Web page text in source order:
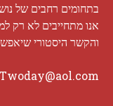
בתחומים רחבים של
אנו מתחייבים לא רק
והקשר היסטורי
Twoday@aol.com